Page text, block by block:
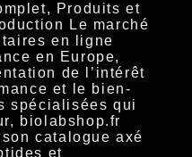
Produits et
Le marché
en ligne
en Europe,
de l’intérêt
et le bien-
spécialisées qui
biolabshop.fr
catalogue axé
et